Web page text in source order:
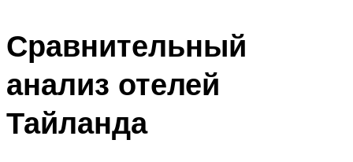
Сравнительный
анализ отелей
Тайланда